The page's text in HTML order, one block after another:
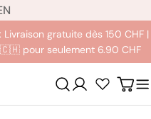
gratuite dès 150 CHF |
🇨🇭 pour seulement 6.90 CHF
Se
connecter